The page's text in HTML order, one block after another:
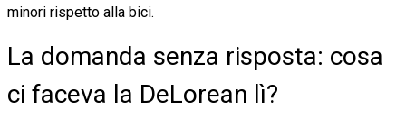
minori rispetto alla bici.
La domanda senza risposta: cosa
ci faceva la DeLorean lì?